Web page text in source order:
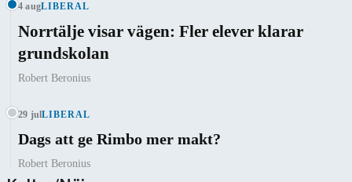
4 augLIBERAL
Norrtälje visar vägen: Fler elever klarar
grundskolan
Robert Beronius
29 julLIBERAL
Dags att ge Rimbo mer makt?
Robert Beronius